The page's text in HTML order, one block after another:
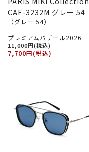
CAF-3232M グレー 54
（グレー 54）
プレミアムバザール2026
11,000円(税込)
7,700円(税込)